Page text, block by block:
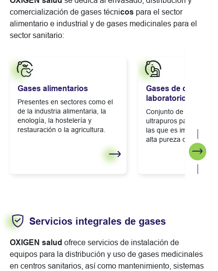
comercialización de gases técnicos para el sector
alimentario e industrial y de gases medicinales para el
sector sanitario:
Gases alimentarios
Presentes en sectores como el
de la industria alimentaria, la
enología, la hostelería y
restauración o la agricultura.
Gases de
laboratorio
Conjunto de gases
ultrapuros para
las que es
alta pureza del gas.
Servicios integrales de gases
OXIGEN salud ofrece servicios de instalación de
equipos para la distribución y uso de gases medicinales
en centros sanitarios, así como mantenimiento, sistemas